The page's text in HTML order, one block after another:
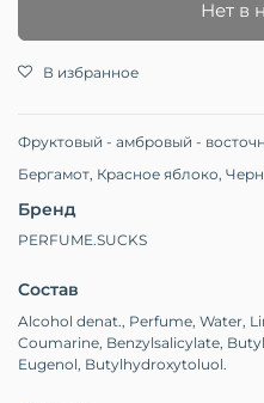
Нет в
В избранное
Фруктовый - амбровый -
Бергамот, Красное яблоко,
Бренд
PERFUME.SUCKS
Состав
Alcohol denat., Perfume, Water,
Coumarine, Benzylsalicylate,
Eugenol, Butylhydroxytoluol.